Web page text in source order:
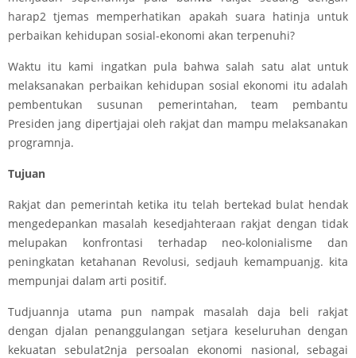
harap2 tjemas memperhatikan apakah suara hatinja untuk
perbaikan kehidupan sosial-ekonomi akan terpenuhi?
Waktu itu kami ingatkan pula bahwa salah satu alat untuk
melaksanakan perbaikan kehidupan sosial ekonomi itu adalah
pembentukan susunan pemerintahan, team pembantu
Presiden jang dipertjajai oleh rakjat dan mampu melaksanakan
programnja.
Tujuan
Rakjat dan pemerintah ketika itu telah bertekad bulat hendak
mengedepankan masalah kesedjahteraan rakjat dengan tidak
melupakan konfrontasi terhadap neo-kolonialisme dan
peningkatan ketahanan Revolusi, sedjauh kemampuanjg. kita
mempunjai dalam arti positif.
Tudjuannja utama pun nampak masalah daja beli rakjat
dengan djalan penanggulangan setjara keseluruhan dengan
kekuatan sebulat2nja persoalan ekonomi nasional, sebagai